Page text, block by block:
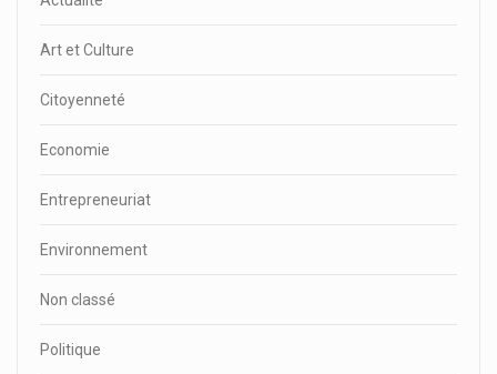
Art et Culture
Citoyenneté
Economie
Entrepreneuriat
Environnement
Non classé
Politique